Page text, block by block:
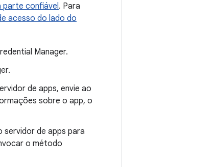
parte confiável . Para
acesso do lado do
Manager.
de apps, envie ao
sobre o app, o
servidor de apps para
o método